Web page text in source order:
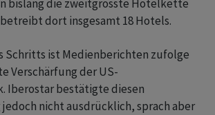
bislang die zweitgrösste Hotelkette
dort insgesamt 18 Hotels.
Schritts ist Medienberichten zufolge
Verschärfung der US-
Iberostar bestätigte diesen
jedoch nicht ausdrücklich, sprach aber